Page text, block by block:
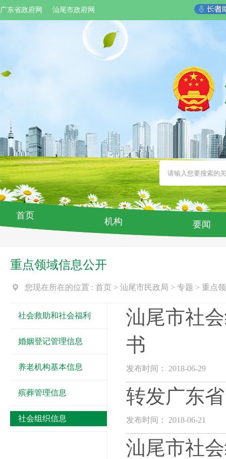
广东省政府网 汕尾市政府网
首页
机构 要闻
重点领域信息公开
您现在所在的位置 : 首页 > 汕尾市民政局 > 专题 > 重点
社会救助和社会福利
婚姻登记管理信息
养老机构基本信息
殡葬管理信息
社会组织信息
汕尾市社
书
发布时间： 2018-06-29
转发广东
发布时间： 2018-06-21
汕尾市社